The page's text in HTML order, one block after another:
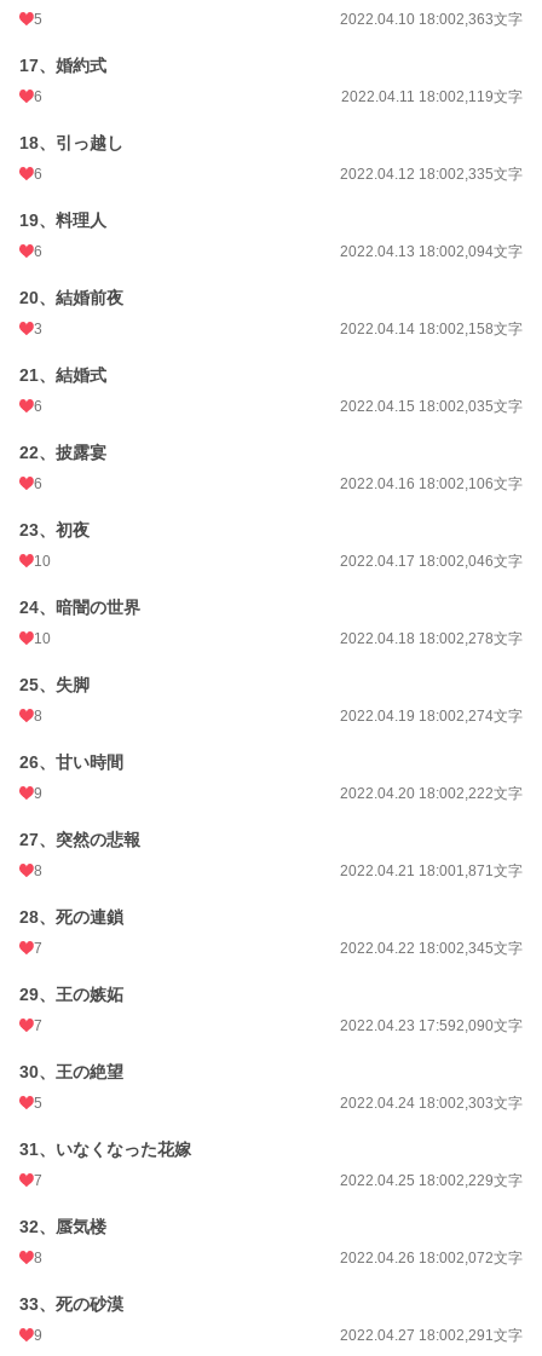
5 2022.04.10 18:002,363文字
17、婚約式
6 2022.04.11 18:002,119文字
18、引っ越し
6 2022.04.12 18:002,335文字
19、料理人
6 2022.04.13 18:002,094文字
20、結婚前夜
3 2022.04.14 18:002,158文字
21、結婚式
6 2022.04.15 18:002,035文字
22、披露宴
6 2022.04.16 18:002,106文字
23、初夜
10 2022.04.17 18:002,046文字
24、暗闇の世界
10 2022.04.18 18:002,278文字
25、失脚
8 2022.04.19 18:002,274文字
26、甘い時間
9 2022.04.20 18:002,222文字
27、突然の悲報
8 2022.04.21 18:001,871文字
28、死の連鎖
7 2022.04.22 18:002,345文字
29、王の嫉妬
7 2022.04.23 17:592,090文字
30、王の絶望
5 2022.04.24 18:002,303文字
31、いなくなった花嫁
7 2022.04.25 18:002,229文字
32、蜃気楼
8 2022.04.26 18:002,072文字
33、死の砂漠
9 2022.04.27 18:002,291文字